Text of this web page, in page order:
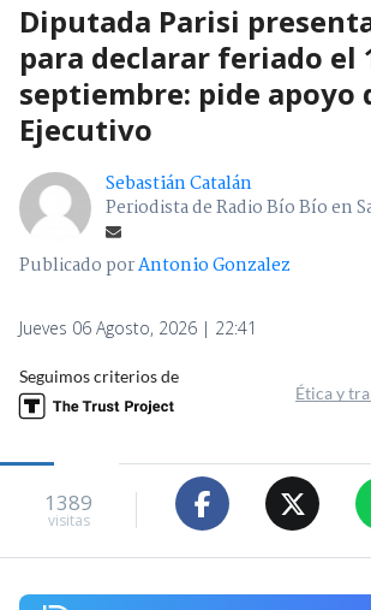
Diputada Parisi
para declarar feriado el
septiembre: pide apoyo
Ejecutivo
Sebastián Catalán
Periodista de Radio Bío Bío en
Publicado porAntonio Gonzalez
Jueves 06 Agosto, 2026 | 22:41
Seguimos criterios de
Ética y
1389
visitas